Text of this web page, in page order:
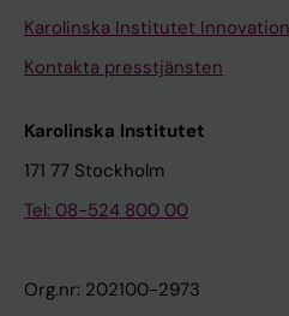
Karolinska Institutet Innovation
Kontakta presstjänsten
Karolinska Institutet
171 77 Stockholm
Tel: 08-524 800 00
Org.nr: 202100-2973